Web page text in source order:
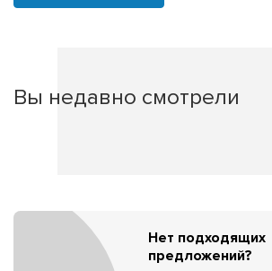
Вы недавно смотрели
Нет подходящих
предложений?